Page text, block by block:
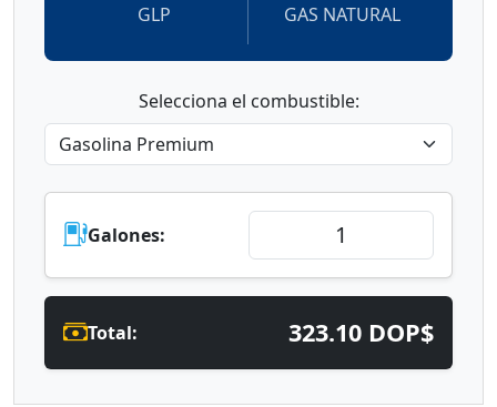
GLP GAS NATURAL
Selecciona el combustible:
Galones:
Total: 323.10 DOP$